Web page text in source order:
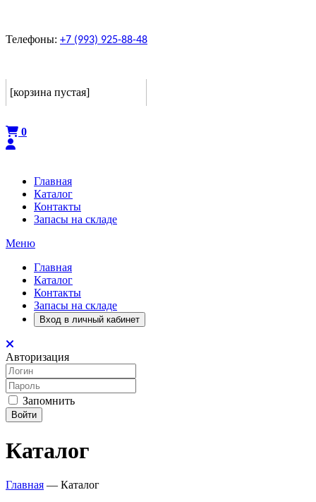
Телефоны: +7 (993) 925-88-48
[корзина пустая]
0
Главная
Каталог
Контакты
Запасы на складе
Меню
Главная
Каталог
Контакты
Запасы на складе
Вход в личный кабинет
Авторизация
Запомнить
Войти
Каталог
Главная — Каталог